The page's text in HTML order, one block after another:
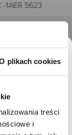
plikach cookies
treści
i
-1AER 5623